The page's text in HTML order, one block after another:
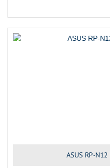
ASUS RP-